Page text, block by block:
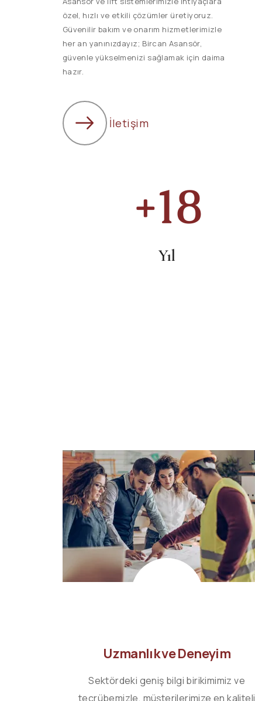
özel, hızlı ve etkili çözümler üretiyoruz.
Güvenilir bakım ve onarım hizmetlerimizle
her an yanınızdayız; Bircan Asansör,
güvenle yükselmenizi sağlamak için daima
hazır.
İletişim
+25
Yıl
Uzmanlık ve Deneyim
Sektördeki geniş bilgi birikimimiz ve
tecrübemizle, müşterilerimize en kaliteli